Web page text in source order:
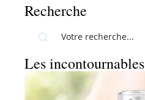
Recherche
Les incontournables